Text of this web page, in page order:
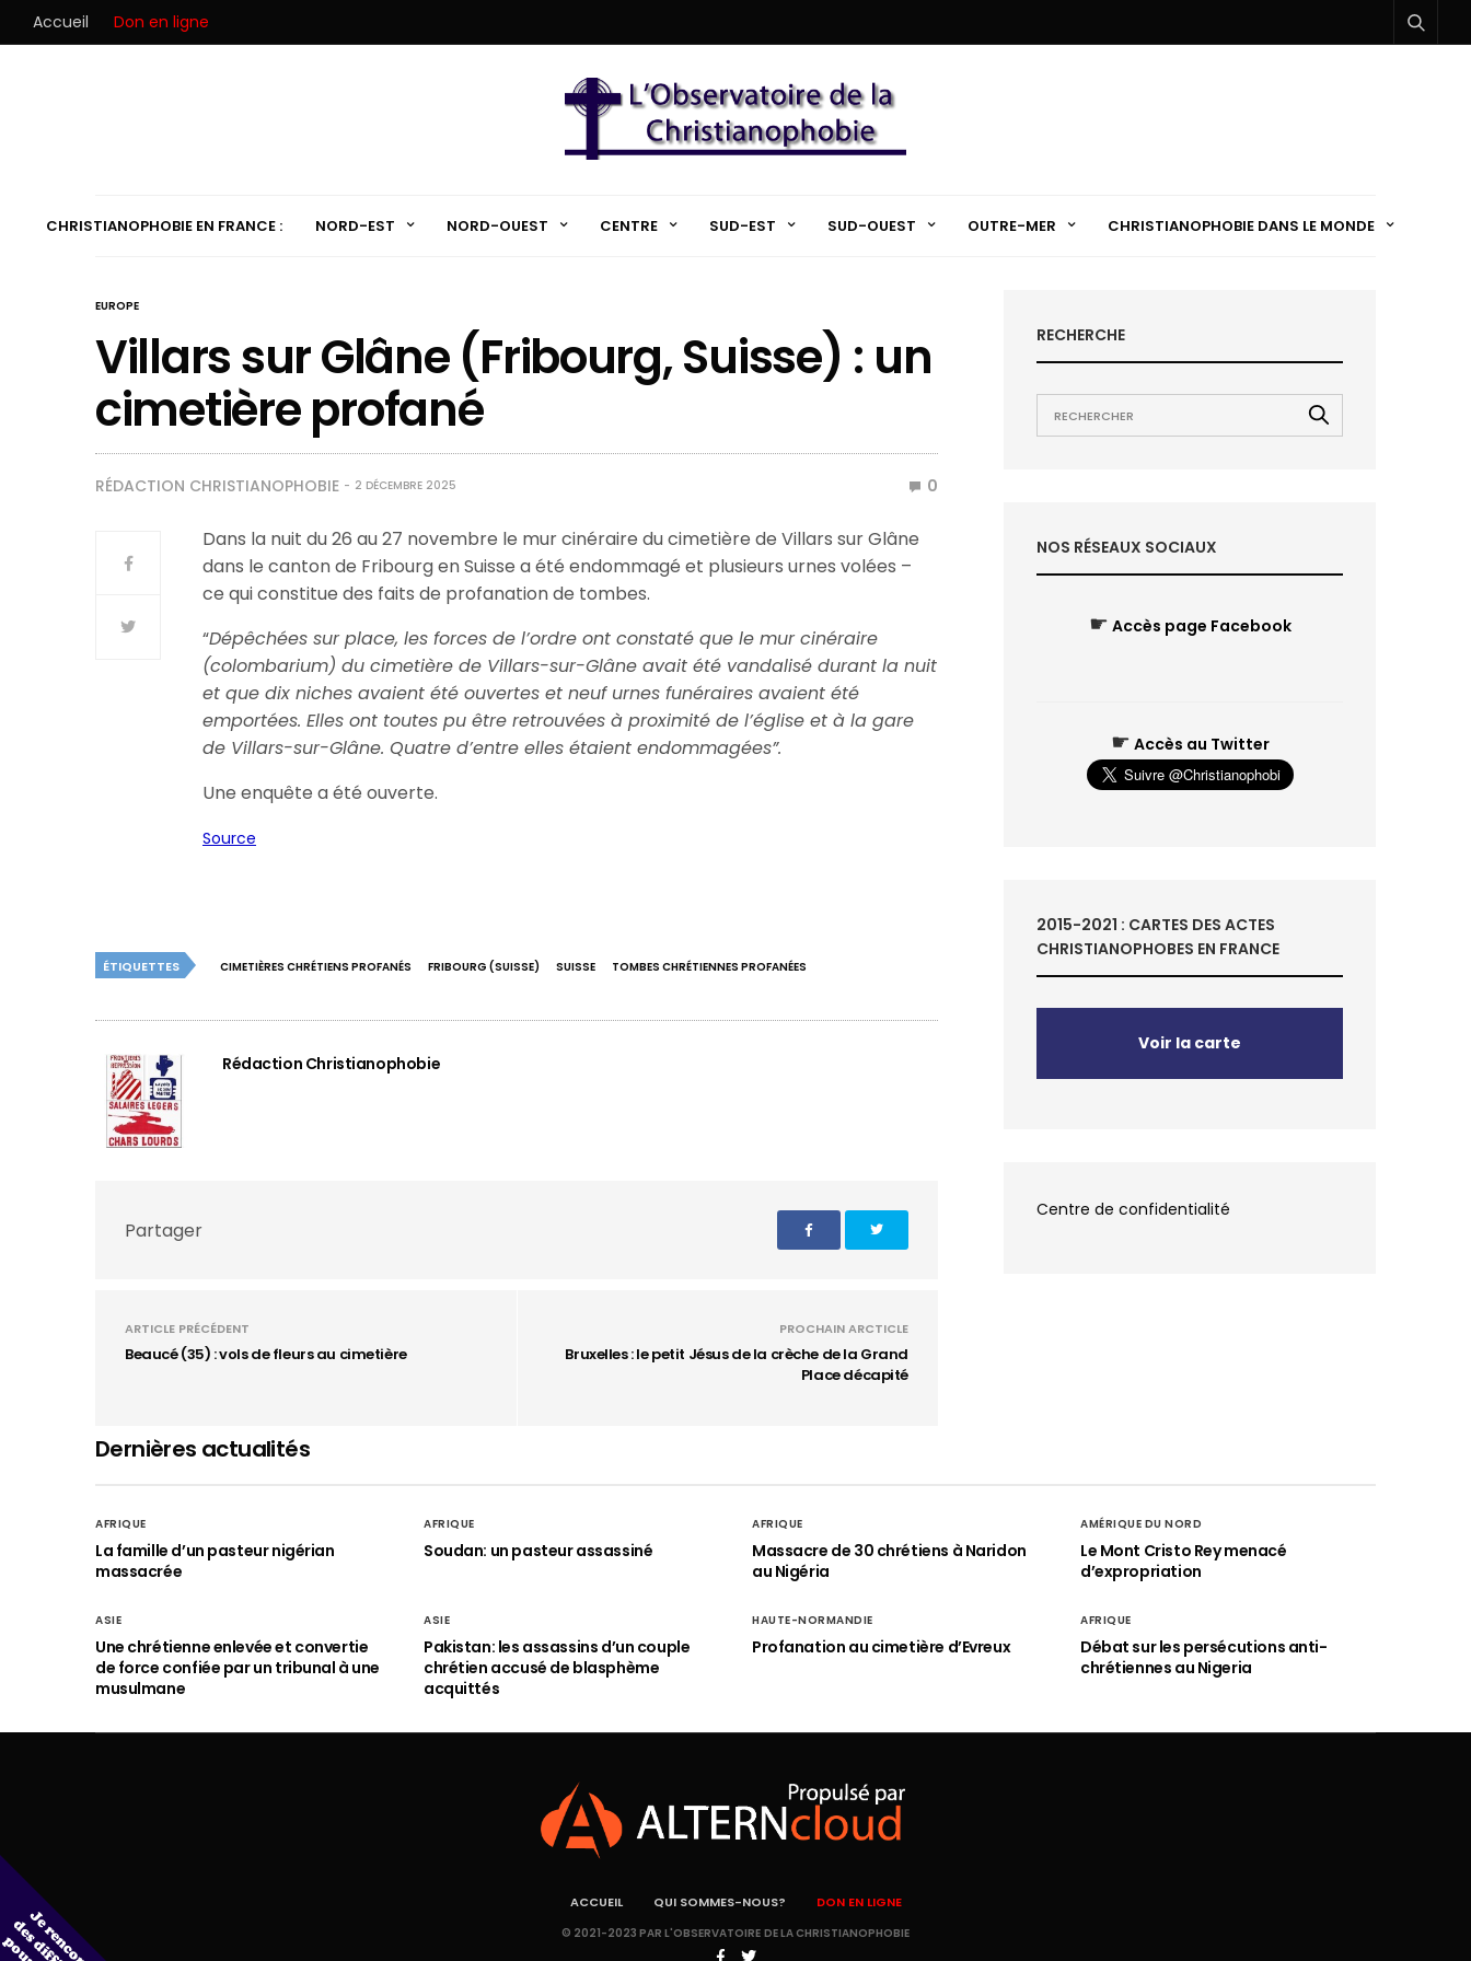
Accueil Don en ligne
CHRISTIANOPHOBIE EN FRANCE : NORD-EST NORD-OUEST CENTRE SUD-EST SUD-OUEST OUTRE-MER CHRISTIANOPHOBIE DANS LE MONDE
EUROPE
Villars sur Glâne (Fribourg, Suisse) : un
cimetière profané
RÉDACTION CHRISTIANOPHOBIE 2 DÉCEMBRE 2025 0
Dans la nuit du 26 au 27 novembre le mur cinéraire du cimetière de Villars sur Glâne
dans le canton de Fribourg en Suisse a été endommagé et plusieurs urnes volées –
ce qui constitue des faits de profanation de tombes.
“Dépêchées sur place, les forces de l’ordre ont constaté que le mur cinéraire
(colombarium) du cimetière de Villars-sur-Glâne avait été vandalisé durant la nuit
et que dix niches avaient été ouvertes et neuf urnes funéraires avaient été
emportées. Elles ont toutes pu être retrouvées à proximité de l’église et à la gare
de Villars-sur-Glâne. Quatre d’entre elles étaient endommagées”.
Une enquête a été ouverte.
Source
ÉTIQUETTES CIMETIÈRES CHRÉTIENS PROFANÉS FRIBOURG (SUISSE) SUISSE TOMBES CHRÉTIENNES PROFANÉES
Rédaction Christianophobie
Partager
ARTICLE PRÉCÉDENT
Beaucé (35) : vols de fleurs au cimetière
PROCHAIN ARCTICLE
Bruxelles : le petit Jésus de la crèche de la Grand
Place décapité
RECHERCHE
NOS RÉSEAUX SOCIAUX
☛ Accès page Facebook
☛ Accès au Twitter
2015-2021 : CARTES DES ACTES
CHRISTIANOPHOBES EN FRANCE
Voir la carte
Centre de confidentialité
Dernières actualités
AFRIQUE
La famille d’un pasteur nigérian
massacrée
AFRIQUE
Soudan: un pasteur assassiné
AFRIQUE
Massacre de 30 chrétiens à Naridon
au Nigéria
AMÉRIQUE DU NORD
Le Mont Cristo Rey menacé
d’expropriation
ASIE
Une chrétienne enlevée et convertie
de force confiée par un tribunal à une
musulmane
ASIE
Pakistan: les assassins d’un couple
chrétien accusé de blasphème
acquittés
HAUTE-NORMANDIE
Profanation au cimetière d’Evreux
AFRIQUE
Débat sur les persécutions anti-
chrétiennes au Nigeria
ACCUEIL QUI SOMMES-NOUS? DON EN LIGNE
© 2021-2023 PAR L'OBSERVATOIRE DE LA CHRISTIANOPHOBIE